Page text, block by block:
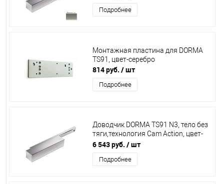
Подробнее
Монтажная пластина для DORMA
TS91, цвет-серебро
814 руб. / шт
Подробнее
Доводчик DORMA TS91 N3, тело без
тяги,технология Cam Action, цвет-
серебро
6 543 руб. / шт
Подробнее